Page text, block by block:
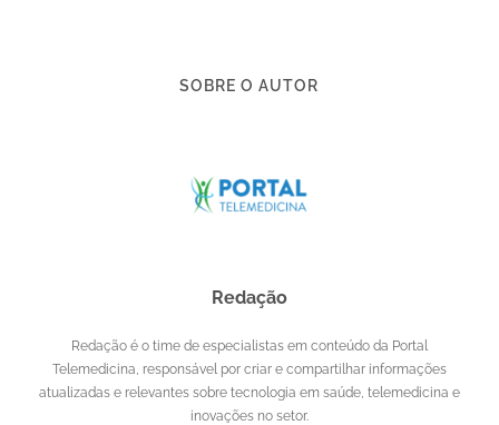
SOBRE O AUTOR
Redação
Redação é o time de especialistas em conteúdo da Portal
Telemedicina, responsável por criar e compartilhar informações
atualizadas e relevantes sobre tecnologia em saúde, telemedicina e
inovações no setor.